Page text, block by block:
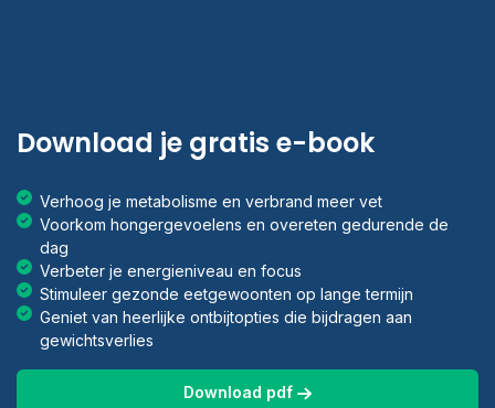
Download je gratis e-book
Verhoog je metabolisme en verbrand meer vet
Voorkom hongergevoelens en overeten gedurende de
dag
Verbeter je energieniveau en focus
Stimuleer gezonde eetgewoonten op lange termijn
Geniet van heerlijke ontbijtopties die bijdragen aan
gewichtsverlies
Download pdf